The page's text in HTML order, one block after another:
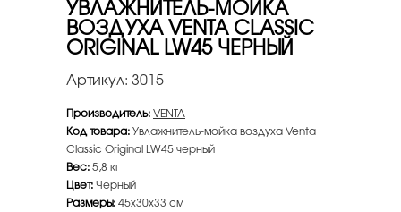
УВЛАЖНИТЕЛЬ-МОЙКА
ВОЗДУХА VENTA CLASSIC
ORIGINAL LW45 ЧЕРНЫЙ
Артикул: 3015
Производитель:VENTA
Код товара:Увлажнитель-мойка воздуха Venta
Classic Original LW45 черный
Вес:5,8 кг
Цвет:Черный
Размеры:45х30х33 см